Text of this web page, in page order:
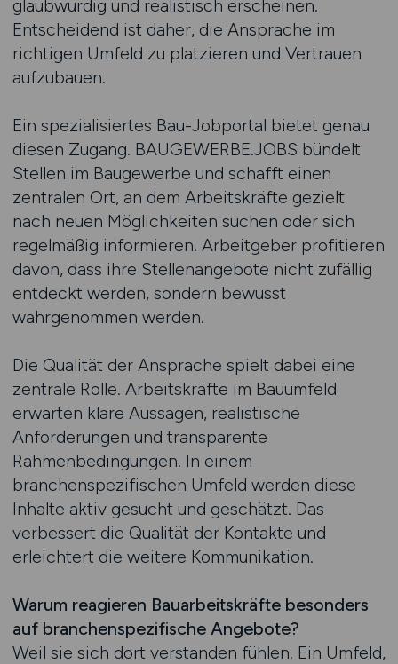
glaubwürdig und realistisch erscheinen.
Entscheidend ist daher, die Ansprache im
richtigen Umfeld zu platzieren und Vertrauen
aufzubauen.
Ein spezialisiertes Bau-Jobportal bietet genau
diesen Zugang. BAUGEWERBE.JOBS bündelt
Stellen im Baugewerbe und schafft einen
zentralen Ort, an dem Arbeitskräfte gezielt
nach neuen Möglichkeiten suchen oder sich
regelmäßig informieren. Arbeitgeber profitieren
davon, dass ihre Stellenangebote nicht zufällig
entdeckt werden, sondern bewusst
wahrgenommen werden.
Die Qualität der Ansprache spielt dabei eine
zentrale Rolle. Arbeitskräfte im Bauumfeld
erwarten klare Aussagen, realistische
Anforderungen und transparente
Rahmenbedingungen. In einem
branchenspezifischen Umfeld werden diese
Inhalte aktiv gesucht und geschätzt. Das
verbessert die Qualität der Kontakte und
erleichtert die weitere Kommunikation.
Warum reagieren Bauarbeitskräfte besonders
auf branchenspezifische Angebote?
Weil sie sich dort verstanden fühlen. Ein Umfeld,